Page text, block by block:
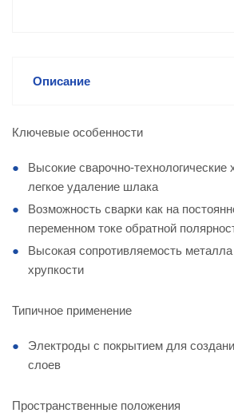
Описание
Ключевые особенности
Высокие сварочно-технологические
легкое удаление шлака
Возможность сварки как на
переменном токе обратной
Высокая сопротивляемость
хрупкости
Типичное применение
Электроды с покрытием для
слоев
Пространственные положения